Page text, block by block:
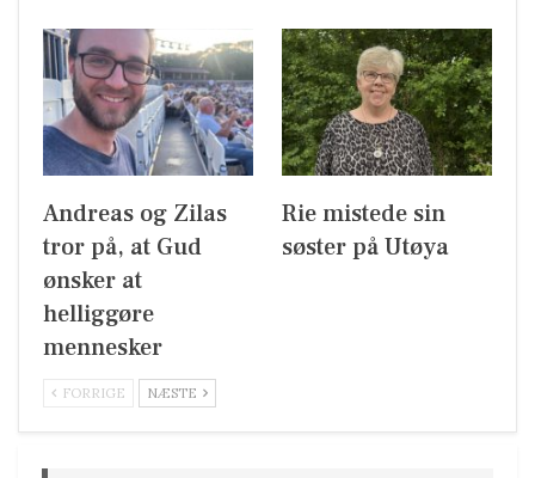
Andreas og Zilas
tror på, at Gud
ønsker at
helliggøre
mennesker
Rie mistede sin
søster på Utøya
FORRIGE NÆSTE